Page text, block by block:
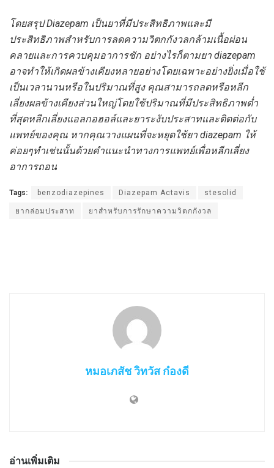
โดยสรุป Diazepam เป็นยาที่มีประสิทธิภาพและมี
ประสิทธิภาพสำหรับการลดความวิตกกังวลกล้ามเนื้อผ่อน
คลายและการควบคุมอาการชัก อย่างไรก็ตามยา diazepam
อาจทำให้เกิดผลข้างเคียงหลายอย่างโดยเฉพาะอย่างยิ่งเมื่อใช้
เป็นเวลานานหรือในปริมาณที่สูง คุณสามารถลดหรือหลีก
เลี่ยงผลข้างเคียงส่วนใหญ่โดยใช้ปริมาณที่มีประสิทธิภาพต่ำ
ที่สุดหลีกเลี่ยงแอลกอฮอล์และยาระงับประสาทและติดต่อกับ
แพทย์ของคุณ หากคุณวางแผนที่จะหยุดใช้ยา diazepam ให้
ค่อยๆทำเช่นนั้นด้วยคำแนะนำทางการแพทย์เพื่อหลีกเลี่ยง
อาการถอน
Tags: benzodiazepines Diazepam Actavis stesolid
ยากล่อมประสาท ยาสำหรับการรักษาความวิตกกังวล
หมอเภสัช วิทวัส ก๋องดี
อ่านเพิ่มเติม